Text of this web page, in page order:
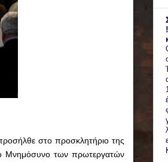
στο προσκλητήριο της
Μνημόσυνο των πρωτεργατών